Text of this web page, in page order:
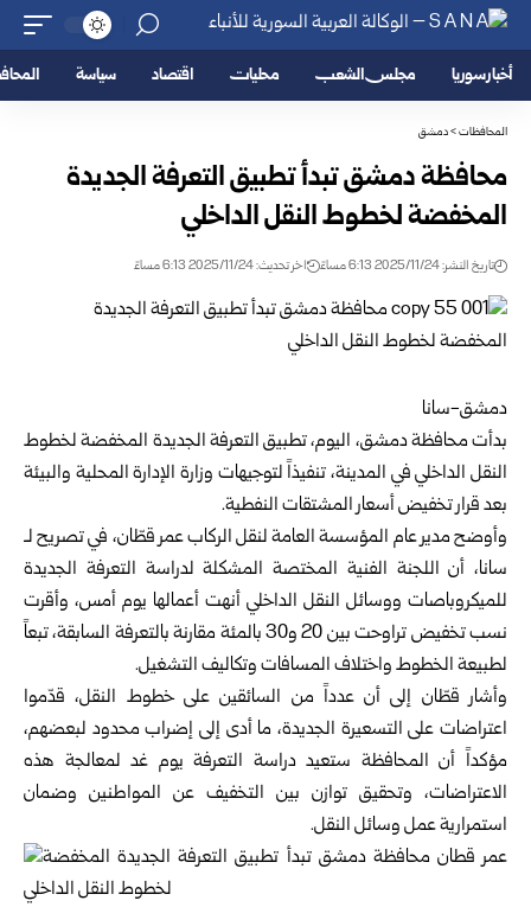
أخبار سوريا مجلس الشعب محليات اقتصاد سياسة
المحافظات>دمشق
محافظة دمشق تبدأ تطبيق التعرفة الجديدة
المخفضة لخطوط النقل الداخلي
تاريخ النشر: 2025/11/24 6:13 مساءً اخر تحديث: 2025/11/24 6:13 مساءً
دمشق-سانا
بدأت محافظةدمشق، اليوم، تطبيق التعرفة الجديدة المخفضة لخطوط
النقل الداخلي في المدينة، تنفيذاً لتوجيهات وزارة الإدارة المحلية والبيئة
بعد قرار تخفيض أسعار المشتقات النفطية.
وأوضح مدير عام المؤسسة العامة لنقل الركاب عمر قطّان، في تصريح لـ
سانا، أن اللجنة الفنية المختصة المشكلة لدراسة التعرفة الجديدة
للميكروباصات ووسائل النقل الداخلي أنهت أعمالها يوم أمس، وأقرت
نسب تخفيض تراوحت بين 20 و30 بالمئة مقارنة بالتعرفة السابقة، تبعاً
لطبيعة الخطوط واختلاف المسافات وتكاليف التشغيل.
وأشار قطّان إلى أن عدداً من السائقين على خطوط النقل، قدّموا
اعتراضات على التسعيرة الجديدة، ما أدى إلى إضراب محدود لبعضهم،
مؤكداً أن المحافظة ستعيد دراسة التعرفة يوم غد لمعالجة هذه
الاعتراضات، وتحقيق توازن بين التخفيف عن المواطنين وضمان
استمرارية عمل وسائل النقل.